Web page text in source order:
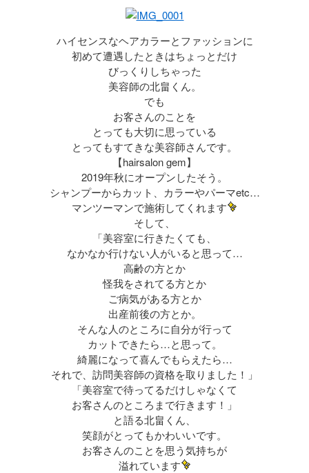
ハイセンスなヘアカラーとファッションに
初めて遭遇したときはちょっとだけ
びっくりしちゃった
美容師の北畠くん。
でも
お客さんのことを
とっても大切に思っている
とってもすてきな美容師さんです。
【hairsalon gem】
2019年秋にオープンしたそう。
シャンプーからカット、カラーやパーマetc…
マンツーマンで施術してくれます
そして、
「美容室に行きたくても、
なかなか行けない人がいると思って…
高齢の方とか
怪我をされてる方とか
ご病気がある方とか
出産前後の方とか。
そんな人のところに自分が行って
カットできたら…と思って。
綺麗になって喜んでもらえたら…
それで、訪問美容師の資格を取りました！」
「美容室で待ってるだけしゃなくて
お客さんのところまで行きます！」
と語る北畠くん、
笑顔がとってもかわいいです。
お客さんのことを思う気持ちが
溢れています